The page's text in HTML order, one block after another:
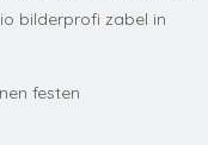
bilderprofi zabel in
festen